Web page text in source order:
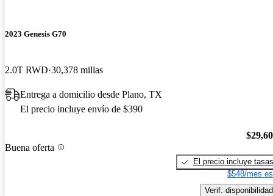
2023 Genesis G70
2.0T RWD 30,378 millas
Entrega a domicilio desde Plano, TX
El precio incluye envío de $390
Buena oferta
El precio incluye tasas
$548/mes
Verif. disponibilidad